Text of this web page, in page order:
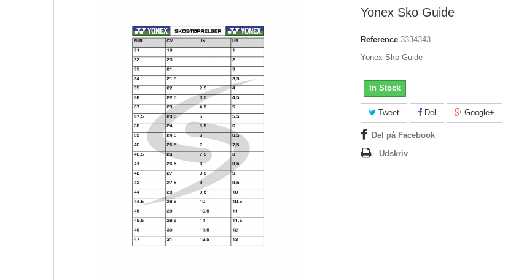
Yonex Sko Guide
Reference 3334343
Yonex Sko Guide
In Stock
Tweet Del Google+
Del på Facebook
Udskriv